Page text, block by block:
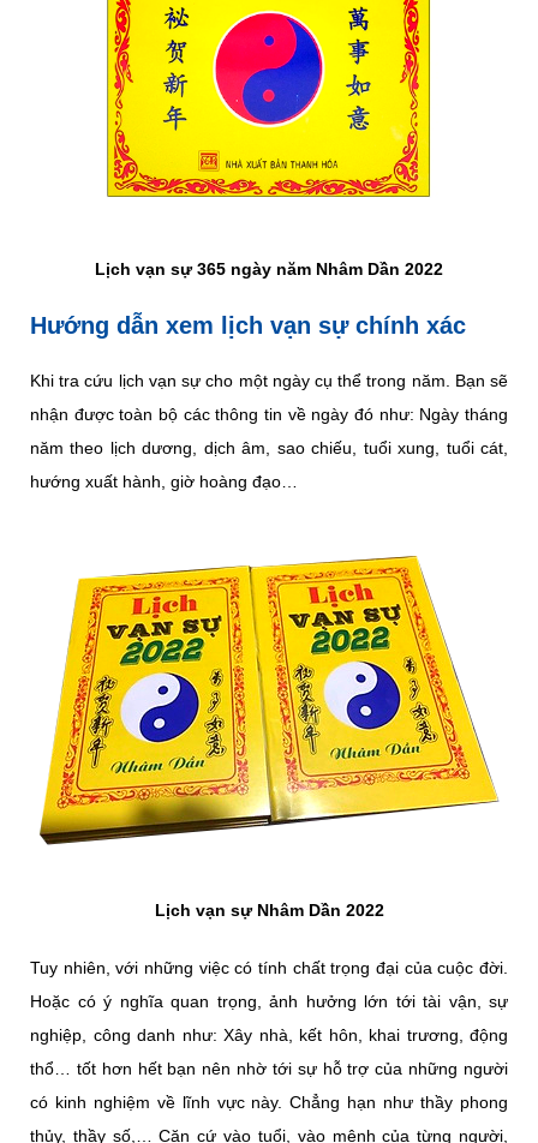
Lịch vạn sự 365 ngày năm Nhâm Dần 2022
Hướng dẫn xem lịch vạn sự chính xác
Khi tra cứu lịch vạn sự cho một ngày cụ thể trong năm. Bạn sẽ
nhận được toàn bộ các thông tin về ngày đó như: Ngày tháng
năm theo lịch dương, dịch âm, sao chiếu, tuổi xung, tuổi cát,
hướng xuất hành, giờ hoàng đạo…
Lịch vạn sự Nhâm Dần 2022
Tuy nhiên, với những việc có tính chất trọng đại của cuộc đời.
Hoặc có ý nghĩa quan trọng, ảnh hưởng lớn tới tài vận, sự
nghiệp, công danh như: Xây nhà, kết hôn, khai trương, động
thổ… tốt hơn hết bạn nên nhờ tới sự hỗ trợ của những người
có kinh nghiệm về lĩnh vực này. Chẳng hạn như thầy phong
thủy, thầy số,… Căn cứ vào tuổi, vào mệnh của từng người,